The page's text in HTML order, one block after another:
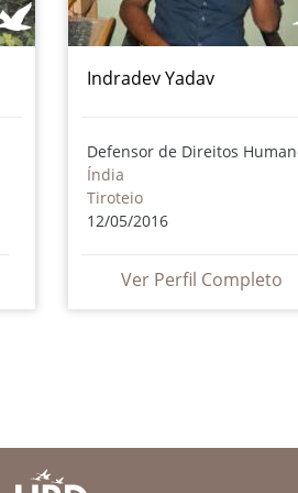
Indradev Yadav
Defensor de Direitos
Índia
Tiroteio
12/05/2016
Ver Perfil Completo